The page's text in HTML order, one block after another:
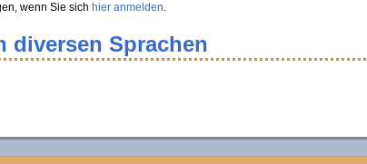
wenn Sie sich hier anmelden.
diversen Sprachen